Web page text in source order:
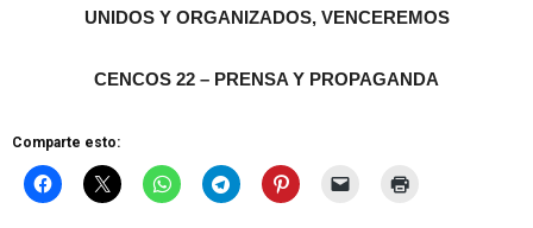
UNIDOS Y ORGANIZADOS, VENCEREMOS
CENCOS 22 – PRENSA Y PROPAGANDA
Comparte esto: